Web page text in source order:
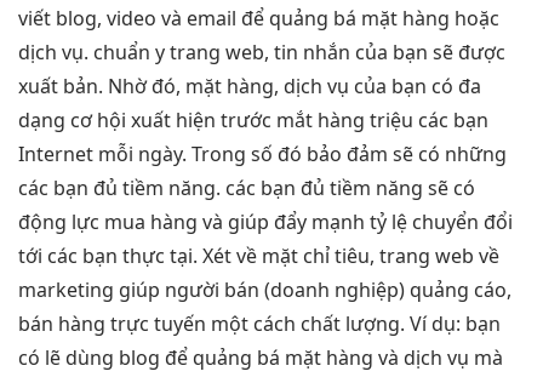
viết blog, video và email để quảng bá mặt hàng hoặc
dịch vụ. chuẩn y trang web, tin nhắn của bạn sẽ được
xuất bản. Nhờ đó, mặt hàng, dịch vụ của bạn có đa
dạng cơ hội xuất hiện trước mắt hàng triệu các bạn
Internet mỗi ngày. Trong số đó bảo đảm sẽ có những
các bạn đủ tiềm năng. các bạn đủ tiềm năng sẽ có
động lực mua hàng và giúp đẩy mạnh tỷ lệ chuyển đổi
tới các bạn thực tại. Xét về mặt chỉ tiêu, trang web về
marketing giúp người bán (doanh nghiệp) quảng cáo,
bán hàng trực tuyến một cách chất lượng. Ví dụ: bạn
có lẽ dùng blog để quảng bá mặt hàng và dịch vụ mà